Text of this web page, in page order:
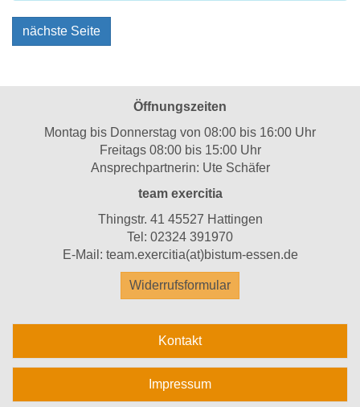
nächste Seite
Öffnungszeiten
Montag bis Donnerstag von 08:00 bis 16:00 Uhr
Freitags 08:00 bis 15:00 Uhr
Ansprechpartnerin: Ute Schäfer
team exercitia
Thingstr. 41 45527 Hattingen
Tel: 02324 391970
E-Mail: team.exercitia(at)bistum-essen.de
Widerrufsformular
Kontakt
Impressum